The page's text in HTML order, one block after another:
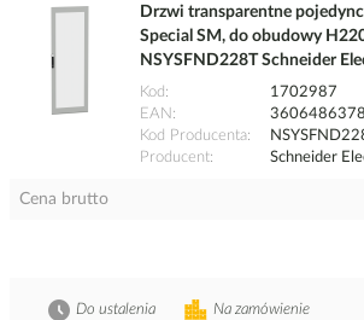
Drzwi transparentne
Special SM, do obudowy
NSYSFND228T Schneider
Kod
1702987
EAN
Kod Producenta
Producent
Schneider
Cena brutto
Na zamówienie
Do ustalenia